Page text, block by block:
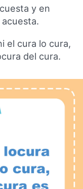
y en
el cura lo cura,
del cura.